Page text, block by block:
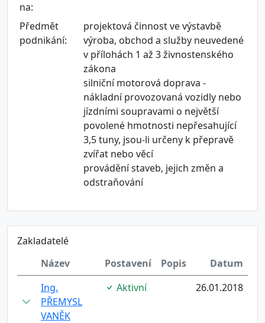
na:
Předmět
podnikání:
projektová činnost ve výstavbě
výroba, obchod a služby neuvedené
v přílohách 1 až 3 živnostenského
zákona
silniční motorová doprava -
nákladní provozovaná vozidly nebo
jízdními soupravami o největší
povolené hmotnosti nepřesahující
3,5 tuny, jsou-li určeny k přepravě
zvířat nebo věcí
provádění staveb, jejich změn a
odstraňování
Zakladatelé
Název
Postavení Popis
Datum
Ing.
PŘEMYSL
VANĚK
Aktivní 26.01.2018